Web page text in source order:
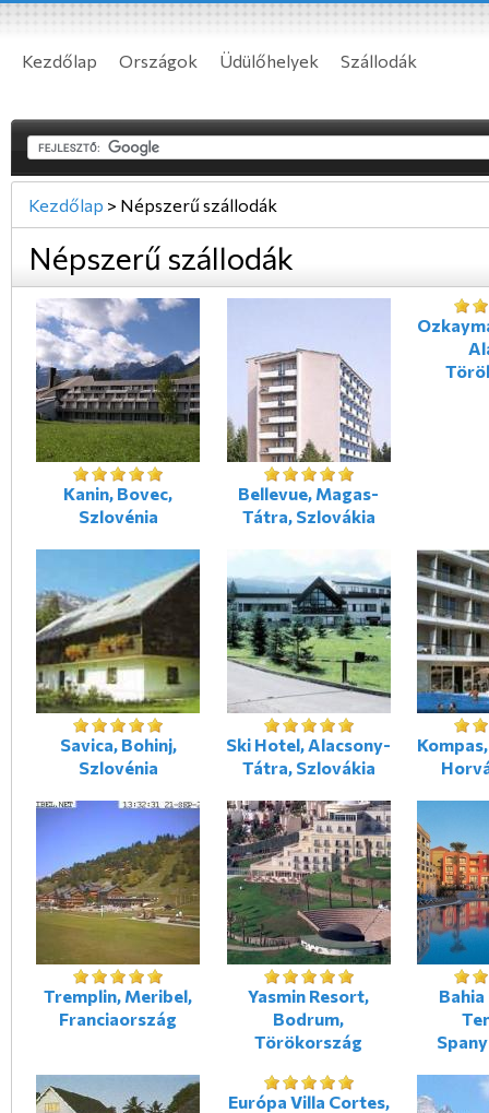
Kezdőlap Országok Üdülőhelyek Szállodák
Kezdőlap > Népszerű szállodák
Népszerű szállodák
Kanin, Bovec,
Szlovénia
Bellevue, Magas-
Tátra, Szlovákia
Savica, Bohinj,
Szlovénia
Ski Hotel, Alacsony-
Tátra, Szlovákia
Tremplin, Meribel,
Franciaország
Yasmin Resort,
Bodrum,
Törökország
Európa Villa Cortes,